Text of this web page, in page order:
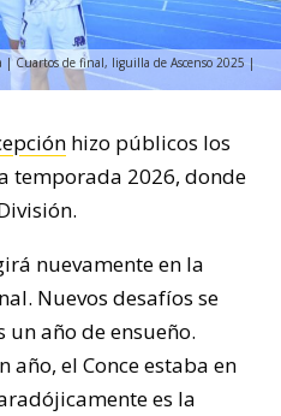
| Cuartos de final, liguilla de Ascenso 2025 |
hizo públicos los
temporada 2026, donde
nuevamente en la
Nuevos desafíos se
año de ensueño.
año, el Conce estaba en
es la